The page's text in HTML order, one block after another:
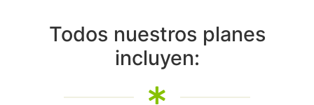
Todos nuestros planes
incluyen: